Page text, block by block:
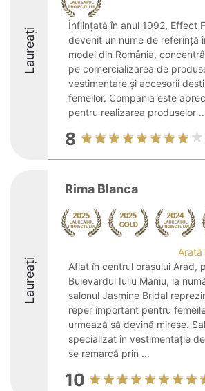
Laureați
Înființată în anul 1992, Effect
devenit un nume de referință
modei din România,
pe comercializarea de
vestimentare și accesorii
femeilor. Compania este
pentru realizarea produselor
8
Laureați
Rima Blanca
Arată
Aflat în centrul orașului Arad,
Bulevardul Iuliu Maniu, la
salonul Jasmine Bridal
reper important pentru
urmează să devină mirese.
specializat în vestimentație
se remarcă prin ...
10